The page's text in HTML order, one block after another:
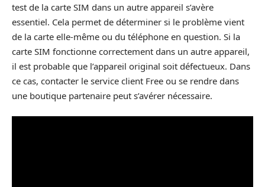
test de la carte SIM dans un autre appareil s’avère
essentiel. Cela permet de déterminer si le problème vient
de la carte elle-même ou du téléphone en question. Si la
carte SIM fonctionne correctement dans un autre appareil,
il est probable que l’appareil original soit défectueux. Dans
ce cas, contacter le service client Free ou se rendre dans
une boutique partenaire peut s’avérer nécessaire.